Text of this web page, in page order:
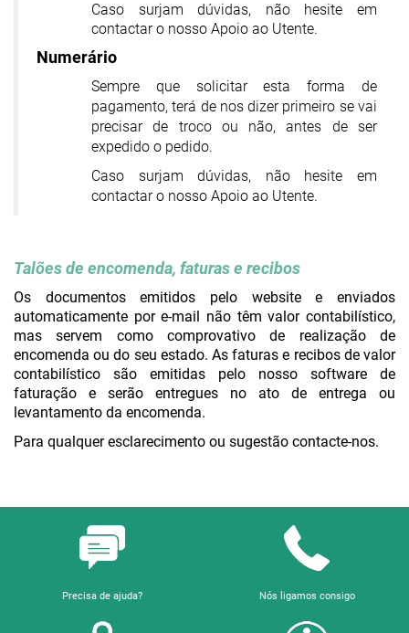
Caso surjam dúvidas, não hesite em
contactar o nosso Apoio ao Utente.
Numerário
Sempre que solicitar esta forma de
pagamento, terá de nos dizer primeiro se vai
precisar de troco ou não, antes de ser
expedido o pedido.
Caso surjam dúvidas, não hesite em
contactar o nosso Apoio ao Utente.
Talões de encomenda, faturas e recibos
Os documentos emitidos pelo website e enviados
automaticamente por e-mail não têm valor contabilístico,
mas servem como comprovativo de realização de
encomenda ou do seu estado. As faturas e recibos de valor
contabilístico são emitidas pelo nosso software de
faturação e serão entregues no ato de entrega ou
levantamento da encomenda.
Para qualquer esclarecimento ou sugestão contacte-nos.
Precisa de ajuda? Nós ligamos consigo